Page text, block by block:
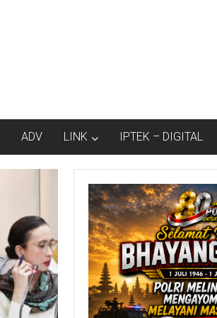
ADV LINK IPTEK – DIGITAL